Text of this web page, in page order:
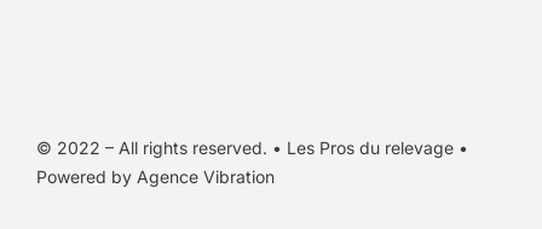
© 2022 – All rights reserved. • Les Pros du relevage •
Powered by Agence Vibration